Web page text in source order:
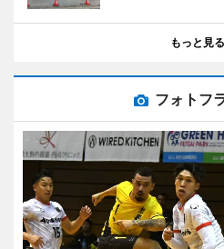
もっと見る
フォトフ